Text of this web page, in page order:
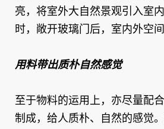
亮，将室外大自然景观引入室
时，敞开玻璃门后，室内外空
用料带出质朴自然感觉
至于物料的运用上，亦尽量配
制成，给人质朴、自然的感觉